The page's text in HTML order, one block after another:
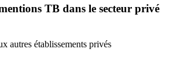
TB dans le secteur privé
autres établissements privés